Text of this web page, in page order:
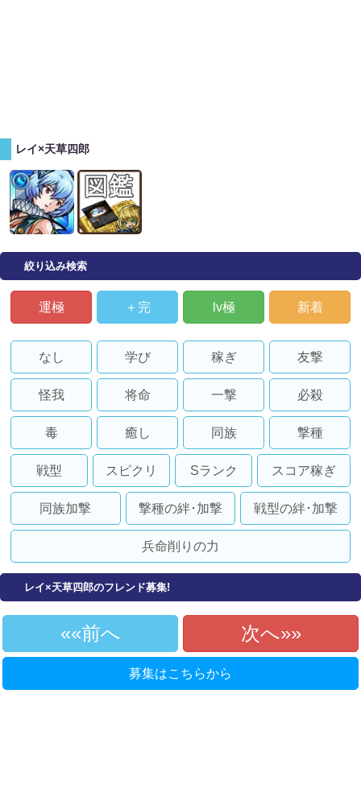
レイ×天草四郎
絞り込み検索
運極 ＋完 lv極 新着
なし 学び 稼ぎ 友撃
怪我 将命 一撃 必殺
毒 癒し 同族 撃種
戦型 スピクリ Sランク スコア稼ぎ
同族加撃 撃種の絆･加撃 戦型の絆･加撃
兵命削りの力
レイ×天草四郎のフレンド募集!
«前へ 次へ»
募集はこちらから